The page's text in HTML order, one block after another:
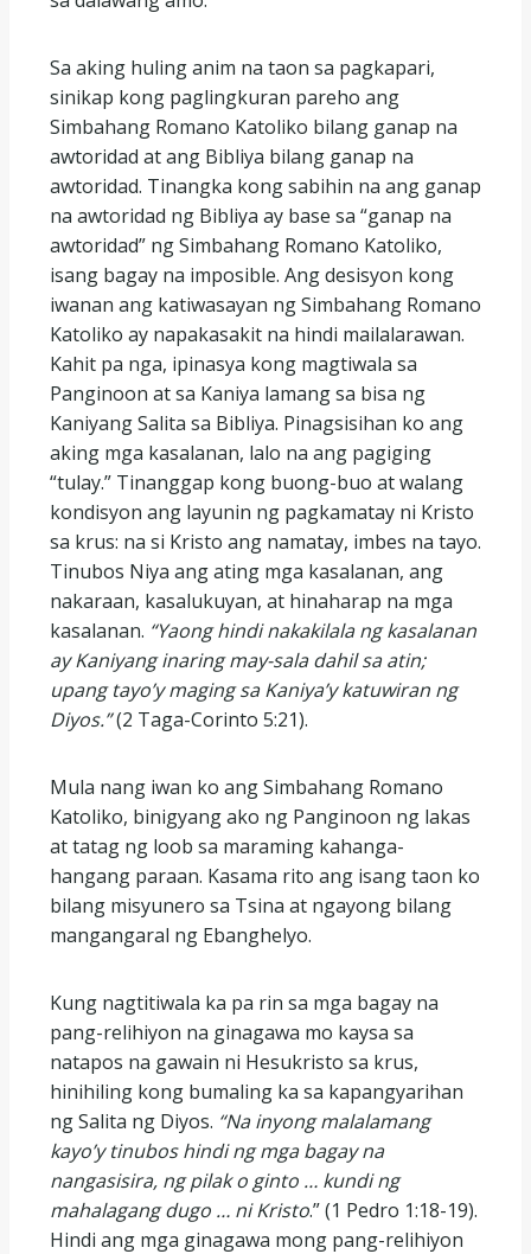
Sa aking huling anim na taon sa pagkapari,
sinikap kong paglingkuran pareho ang
Simbahang Romano Katoliko bilang ganap na
awtoridad at ang Bibliya bilang ganap na
awtoridad. Tinangka kong sabihin na ang ganap
na awtoridad ng Bibliya ay base sa “ganap na
awtoridad” ng Simbahang Romano Katoliko,
isang bagay na imposible. Ang desisyon kong
iwanan ang katiwasayan ng Simbahang Romano
Katoliko ay napakasakit na hindi mailalarawan.
Kahit pa nga, ipinasya kong magtiwala sa
Panginoon at sa Kaniya lamang sa bisa ng
Kaniyang Salita sa Bibliya. Pinagsisihan ko ang
aking mga kasalanan, lalo na ang pagiging
“tulay.” Tinanggap kong buong-buo at walang
kondisyon ang layunin ng pagkamatay ni Kristo
sa krus: na si Kristo ang namatay, imbes na tayo.
Tinubos Niya ang ating mga kasalanan, ang
nakaraan, kasalukuyan, at hinaharap na mga
kasalanan. “Yaong hindi nakakilala ng kasalanan
ay Kaniyang inaring may-sala dahil sa atin;
upang tayo’y maging sa Kaniya’y katuwiran ng
Diyos.”(2 Taga-Corinto 5:21).
Mula nang iwan ko ang Simbahang Romano
Katoliko, binigyang ako ng Panginoon ng lakas
at tatag ng loob sa maraming kahanga-
hangang paraan. Kasama rito ang isang taon ko
bilang misyunero sa Tsina at ngayong bilang
mangangaral ng Ebanghelyo.
Kung nagtitiwala ka pa rin sa mga bagay na
pang-relihiyon na ginagawa mo kaysa sa
natapos na gawain ni Hesukristo sa krus,
hinihiling kong bumaling ka sa kapangyarihan
ng Salita ng Diyos. “Na inyong malalamang
kayo’y tinubos hindi ng mga bagay na
nangasisira, ng pilak o ginto … kundi ng
mahalagang dugo … ni Kristo.” (1 Pedro 1:18-19).
Hindi ang mga ginagawa mong pang-relihiyon